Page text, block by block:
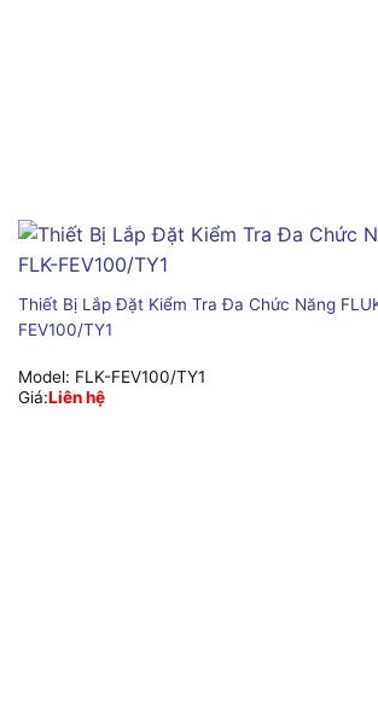
Thiết Bị Lắp Đặt Kiểm Tra Đa Chức Năng
FEV100/TY1
Model: FLK-FEV100/TY1
Giá:Liên hệ